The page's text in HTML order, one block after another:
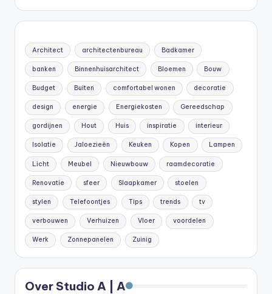
Architect architectenbureau Badkamer
banken Binnenhuisarchitect Bloemen Bouw
Budget Buiten comfortabel wonen decoratie
design energie Energiekosten Gereedschap
gordijnen Hout Huis inspiratie interieur
Isolatie Jaloezieën Keuken Kopen Lampen
Licht Meubel Nieuwbouw raamdecoratie
Renovatie sfeer Slaapkamer stoelen
stylen Telefoontjes Tips trends tv
verbouwen Verhuizen Vloer voordelen
Werk Zonnepanelen Zuinig
Over Studio A | A